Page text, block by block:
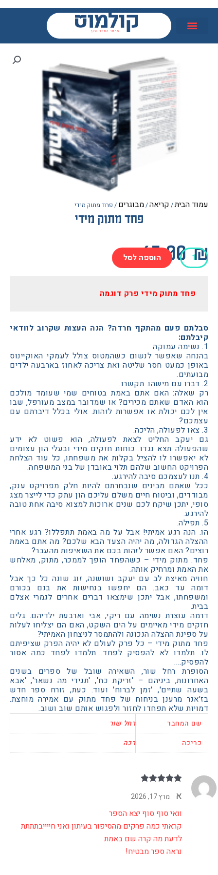
/קריאה/ מבוגרים/ פחד מתוק מידי
פחד מתוק מידי
הוספה לסל
מתוק מידי פרק דוגמה
פעם מהתקף חרדה? הנה העצות שקרוב לוודאי
שאפשר לנשום כשהמטוס צולל לעמקי האוקיינוס
כמעט חסר שליטה ואת צריכה לאחוז בארבעה ילדים
האם אתם באמת בטוחים שמי שעומד מולכם
שאתם מכירים? או שמדובר במצב מעורפל, שבו
יכולת או אפשרות לזהות. אולי בכלל דיברתם עם
החליט לצאת לפעולה, הוא פשוט לא ידע
תצא נגדו. כוחות חזקים מידי ובעלי הון עצומים
לו להציל בקלות את משפחתו, כל עוד הצלחת
החשוב שלהם תלוי באובדן של בני המשפחה.
מבינים שנבחרתם להיות חלק מפרויקט ענק,
וביטוח חיים משלם עליכם הון עתק כדי לייצר מצג
יתכן שיקח לכם שנים ארוכות למצוא סיבה אחת טובה
רגע אמיתי! אבל על מה באמת תתפללו? רגע אחרי
הגדולה, מה יהיה הצעד הבא שלכם? מה אתם באמת
האם אפשר לזהות בכם את השאיפות מהעבר?
מתוק מידי – כשהפחד הופך לממכר, מתוק, מאלחש
ומרחיק אותה.
מאיצת לב עם יעקב ושושנה, זוג שונה כל כך אבל
עד כאב. הם יחפשו בנחישות את בנם בכורם
אבל יתכן שימצאו דברים אחרים לגמרי אצלם
עוצרת נשימה עם ריקי, אבי וארבעת ילדיהם. גלים
מידי מאיימים על הים השקט, האם הם יצליחו לעלות
ההצלה הנכונה ולהתמסר לניצחון האמיתי?
מידי – כל פרק לעולם לא יהיה הפרק שציפיתם
לא להפסיק לפחד. תלמדו לפחד כמה אסור
רחל שור, השאירה שובל של ספרים בשנים
ביניהם – 'זריקת כח', 'תגידי מה נשאר', 'אבא
שתיים', 'זמן לברוח' ועוד. כעת, זורח ספר חדש
מרענן בניחוח של פחד מתוק עם אמירה מוחצת.
שלא תפחדו לחזור ולפגוש אותם שוב ושוב.
המחבר
רחל שור
דורג 5 א מרץ 17, 2026
וואי סוף סוף יצא הספר
קראתי כמה פרקים מהסיפור בעיתון ואני חייייבתתתת
לדעת מה קרה שם באמת
נראה ספר מבטיח!